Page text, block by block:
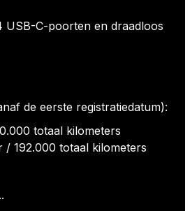
USB-C-poorten en draadloos
de eerste registratiedatum):
totaal kilometers
/ 192.000 totaal kilometers
..